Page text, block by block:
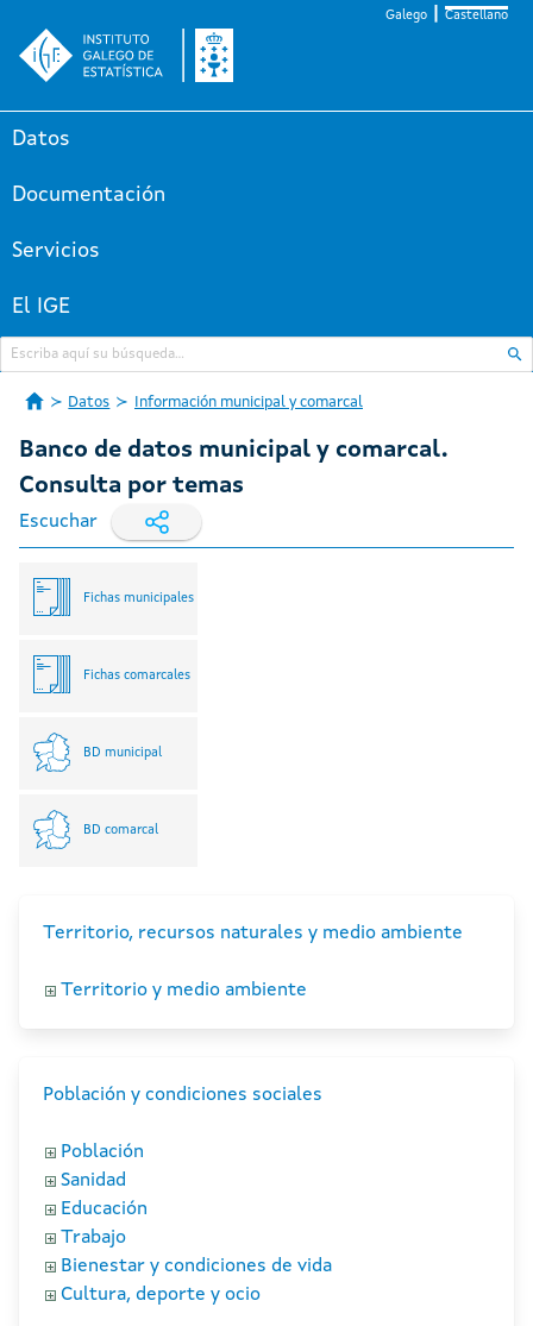
Galego Castellano
Datos
Documentación
Servicios
El IGE
Datos Información municipal y comarcal
Banco de datos municipal y comarcal.
Consulta por temas
Escuchar
Fichas municipales
Fichas comarcales
BD municipal
BD comarcal
Territorio, recursos naturales y medio ambiente
Territorio y medio ambiente
Población y condiciones sociales
Población
Sanidad
Educación
Trabajo
Bienestar y condiciones de vida
Cultura, deporte y ocio